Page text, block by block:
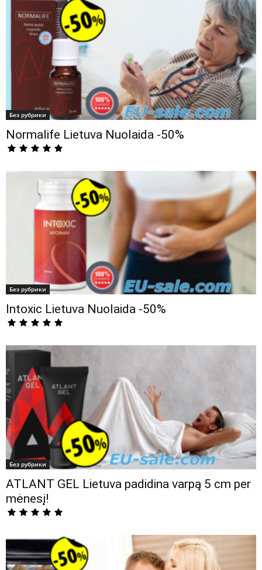
Без рубрики
Normalife Lietuva Nuolaida -50%
Без рубрики
Intoxic Lietuva Nuolaida -50%
Без рубрики
ATLANT GEL Lietuva padidina varpą 5 cm per
mėnesį!